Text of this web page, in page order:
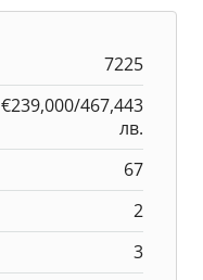
7225
€239,000/467,443
лв.
67
2
3